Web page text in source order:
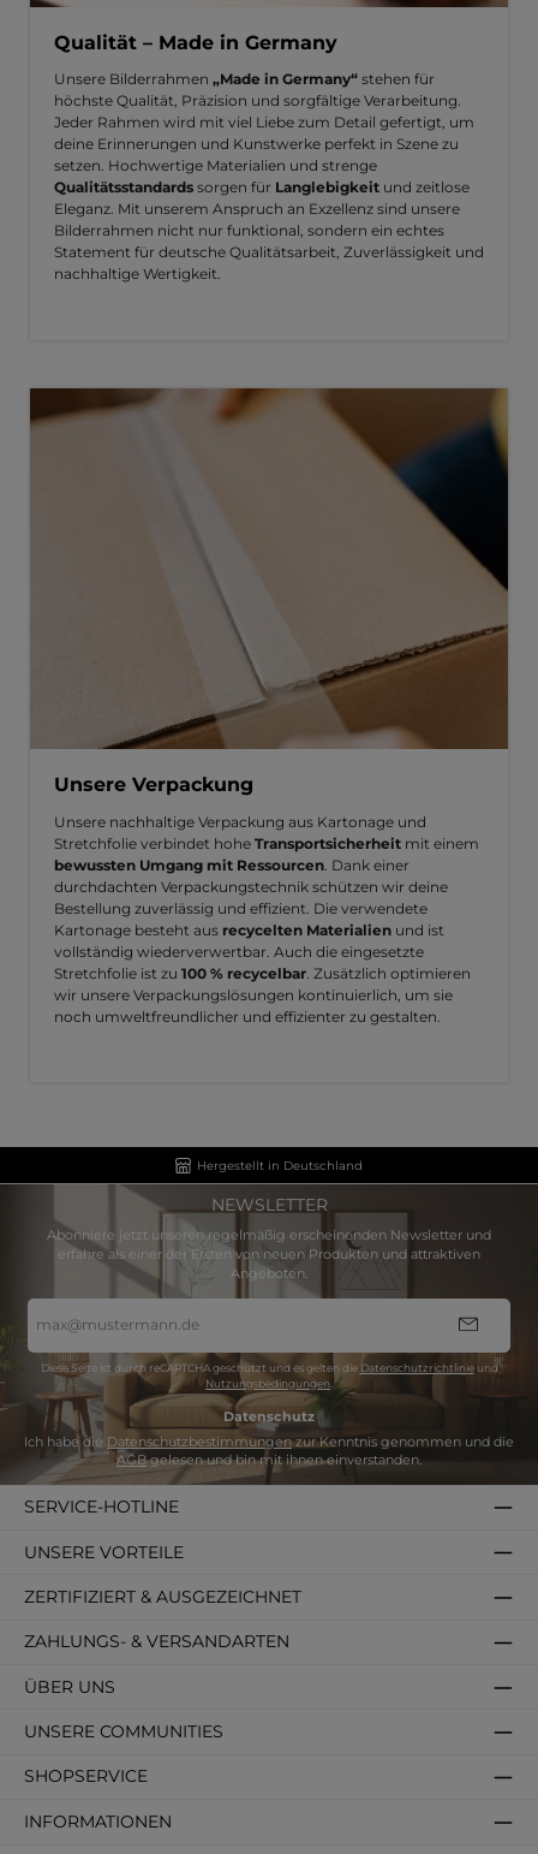
Qualität – Made in Germany
Unsere Bilderrahmen „Made in Germany“ stehen für
höchste Qualität, Präzision und sorgfältige Verarbeitung.
Jeder Rahmen wird mit viel Liebe zum Detail gefertigt, um
deine Erinnerungen und Kunstwerke perfekt in Szene zu
setzen. Hochwertige Materialien und strenge
Qualitätsstandards sorgen für Langlebigkeit und zeitlose
Eleganz. Mit unserem Anspruch an Exzellenz sind unsere
Bilderrahmen nicht nur funktional, sondern ein echtes
Statement für deutsche Qualitätsarbeit, Zuverlässigkeit und
nachhaltige Wertigkeit.
Unsere Verpackung
Unsere nachhaltige Verpackung aus Kartonage und
Stretchfolie verbindet hohe Transportsicherheit mit einem
bewussten Umgang mit Ressourcen . Dank einer
durchdachten Verpackungstechnik schützen wir deine
Bestellung zuverlässig und effizient. Die verwendete
Kartonage besteht aus recycelten Materialien und ist
vollständig wiederverwertbar. Auch die eingesetzte
Stretchfolie ist zu 100 % recycelbar . Zusätzlich optimieren
wir unsere Verpackungslösungen kontinuierlich, um sie
noch umweltfreundlicher und effizienter zu gestalten.
Hergestellt in Deutschland
NEWSLETTER
Abonniere jetzt unseren regelmäßig erscheinenden Newsletter und
erfahre als einer der Ersten von neuen Produkten und attraktiven
Angeboten.
Mail-
Adresse
Diese Seite ist durch reCAPTCHA geschützt und es gelten die Datenschutzrichtlinieund
Nutzungsbedingungen.
Datenschutz
Ich habe die Datenschutzbestimmungenzur Kenntnis genommen und die
AGBgelesen und bin mit ihnen einverstanden.
SERVICE-HOTLINE
SHOPSERVICE
INFORMATIONEN
ZAHLUNGS- & VERSANDARTEN
ÜBER UNS
ZERTIFIZIERT & AUSGEZEICHNET
UNSERE VORTEILE
UNSERE COMMUNITIES